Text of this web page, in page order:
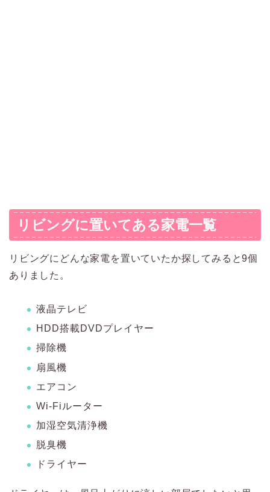
リビングに置いてある家電一覧
リビングにどんな家電を置いていたか探してみると9個
ありました。
液晶テレビ
HDD搭載DVDプレイヤー
掃除機
扇風機
エアコン
Wi-Fiルーター
加湿空気清浄機
脱臭機
ドライヤー